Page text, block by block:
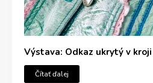
Výstava: Odkaz ukrytý v kroji
Čítať ďalej